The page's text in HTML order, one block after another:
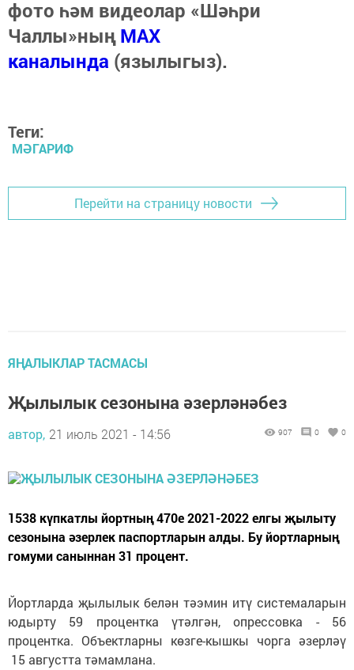
фото һәм видеолар «Шәһри
Чаллы»ныңMAX
каналында (язылыгыз).
Теги:
МӘГАРИФ
Перейти на страницу новости
ЯҢАЛЫКЛАР ТАСМАСЫ
Җылылык сезонына әзерләнәбез
автор, 21 июль 2021 - 14:56 907 0 0
1538 күпкатлы йортның 470е 2021-2022 елгы җылыту
сезонына әзерлек паспортларын алды. Бу йортларның
гомуми саныннан 31 процент.
Йортларда җылылык белән тәэмин итү системаларын
юдырту 59 процентка үтәлгән, опрессовка - 56
процентка. Объектларны көзге-кышкы чорга әзерләү
15 августта тәмамлана.